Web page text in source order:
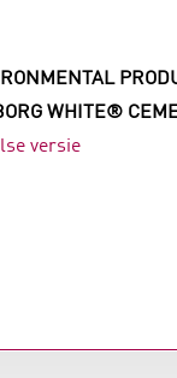
WHITE®
versie